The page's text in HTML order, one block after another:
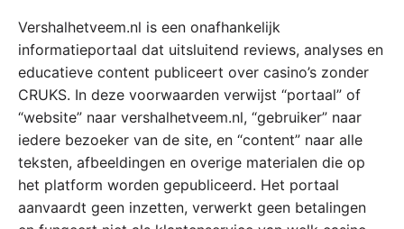
Vershalhetveem.nl is een onafhankelijk
informatieportaal dat uitsluitend reviews, analyses en
educatieve content publiceert over casino’s zonder
CRUKS. In deze voorwaarden verwijst “portaal” of
“website” naar vershalhetveem.nl, “gebruiker” naar
iedere bezoeker van de site, en “content” naar alle
teksten, afbeeldingen en overige materialen die op
het platform worden gepubliceerd. Het portaal
aanvaardt geen inzetten, verwerkt geen betalingen